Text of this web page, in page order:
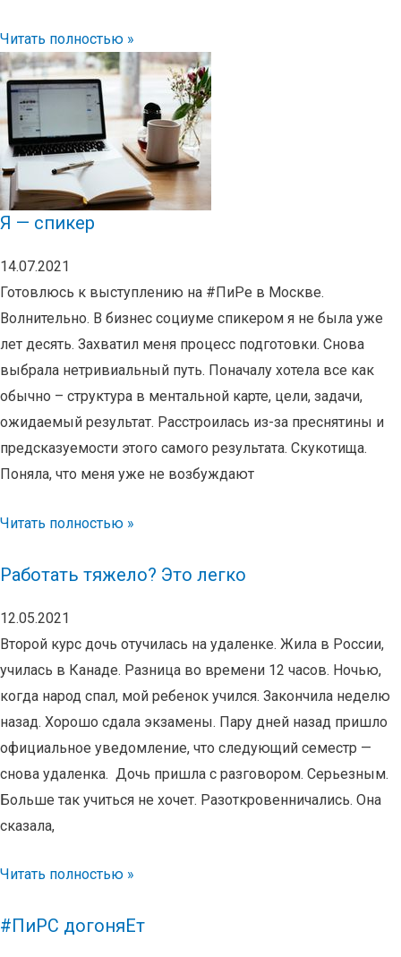
Читать полностью »
Я — спикер
14.07.2021
Готовлюсь к выступлению на #ПиРе в Москве.
Волнительно. В бизнес социуме спикером я не была уже
лет десять. Захватил меня процесс подготовки. Снова
выбрала нетривиальный путь. Поначалу хотела все как
обычно – структура в ментальной карте, цели, задачи,
ожидаемый результат. Расстроилась из-за преснятины и
предсказуемости этого самого результата. Скукотища.
Поняла, что меня уже не возбуждают
Читать полностью »
Работать тяжело? Это легко
12.05.2021
Второй курс дочь отучилась на удаленке. Жила в России,
училась в Канаде. Разница во времени 12 часов. Ночью,
когда народ спал, мой ребенок учился. Закончила неделю
назад. Хорошо сдала экзамены. Пару дней назад пришло
официальное уведомление, что следующий семестр —
снова удаленка. Дочь пришла с разговором. Серьезным.
Больше так учиться не хочет. Разоткровенничались. Она
сказала,
Читать полностью »
#ПиРС догоняЕт